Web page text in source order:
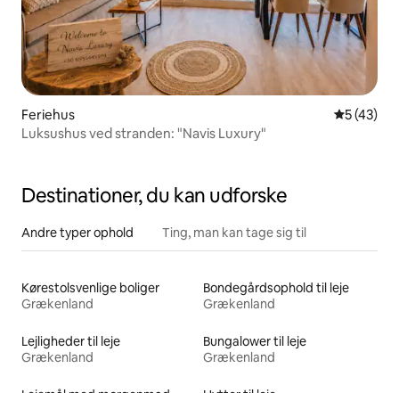
Feriehus 5 ud af 5 i
5 (43)
Luksushus ved stranden: "Navis Luxury"
Destinationer, du kan udforske
Andre typer ophold Ting, man kan tage sig til
Kørestolsvenlige boliger
Grækenland
Bondegårdsophold til leje
Grækenland
Lejligheder til leje
Grækenland
Bungalower til leje
Grækenland